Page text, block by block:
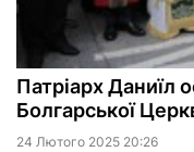
Патріарх Даниїл
Болгарської
24 Лютого 2025 20:26